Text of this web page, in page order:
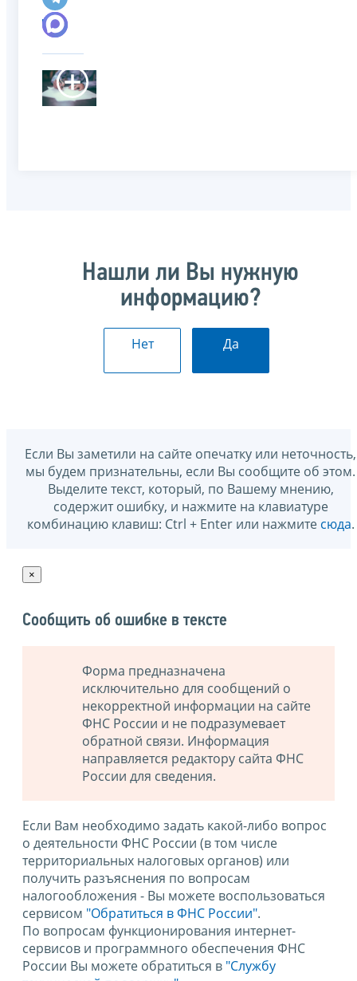
Нашли ли Вы нужную
информацию?
Нет Да
Если Вы заметили на сайте опечатку или неточность,
мы будем признательны, если Вы сообщите об этом.
Выделите текст, который, по Вашему мнению,
содержит ошибку, и нажмите на клавиатуре
комбинацию клавиш: Ctrl + Enter или нажмите сюда.
×
Сообщить об ошибке в тексте
Форма предназначена
исключительно для сообщений о
некорректной информации на сайте
ФНС России и не подразумевает
обратной связи. Информация
направляется редактору сайта ФНС
России для сведения.
Если Вам необходимо задать какой-либо вопрос
о деятельности ФНС России (в том числе
территориальных налоговых органов) или
получить разъяснения по вопросам
налогообложения - Вы можете воспользоваться
сервисом "Обратиться в ФНС России".
По вопросам функционирования интернет-
сервисов и программного обеспечения ФНС
России Вы можете обратиться в "Службу